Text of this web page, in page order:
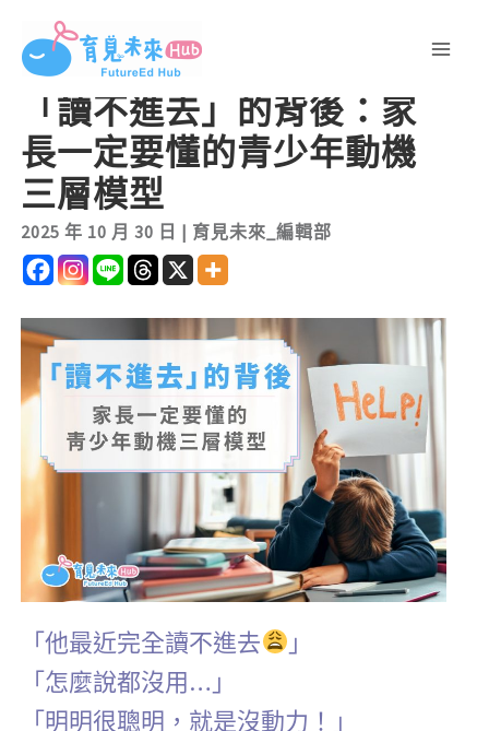
「讀不進去」的背後：家
長一定要懂的青少年動機
三層模型
2025 年 10 月 30 日 | 育見未來_編輯部
「他最近完全讀不進去
」
「怎麼說都沒用…」
「明明很聰明，就是沒動力！」